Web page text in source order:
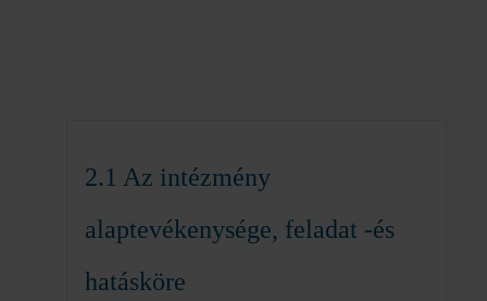
2.1 Az intézmény
alaptevékenysége, feladat -és
hatásköre